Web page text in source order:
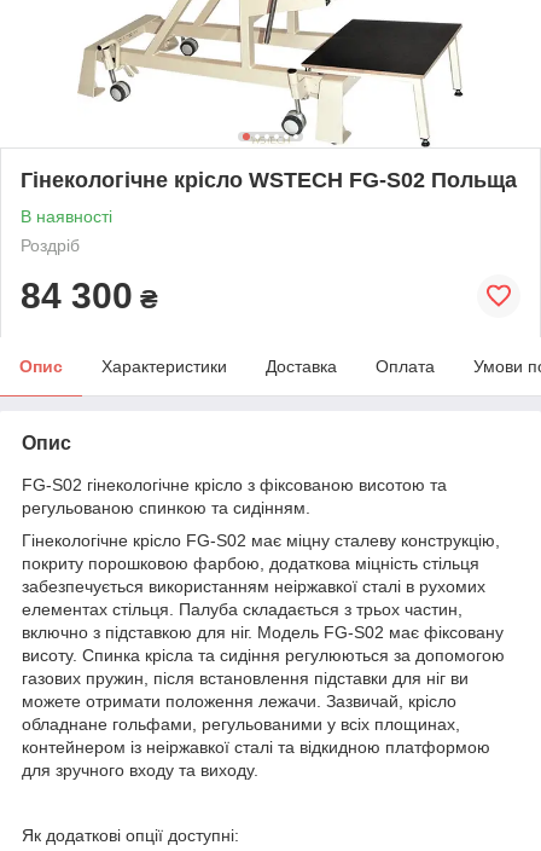
Гінекологічне крісло WSTECH FG-S02 Польща
В наявності
Роздріб
84 300 ₴
Опис Характеристики Доставка Оплата Умови
Опис
FG-S02 гінекологічне крісло з фіксованою висотою та
регульованою спинкою та сидінням.
Гінекологічне крісло FG-S02 має міцну сталеву конструкцію,
покриту порошковою фарбою, додаткова міцність стільця
забезпечується використанням неіржавкої сталі в рухомих
елементах стільця. Палуба складається з трьох частин,
включно з підставкою для ніг. Модель FG-S02 має фіксовану
висоту. Спинка крісла та сидіння регулюються за допомогою
газових пружин, після встановлення підставки для ніг ви
можете отримати положення лежачи. Зазвичай, крісло
обладнане гольфами, регульованими у всіх площинах,
контейнером із неіржавкої сталі та відкидною платформою
для зручного входу та виходу.
Як додаткові опції доступні: